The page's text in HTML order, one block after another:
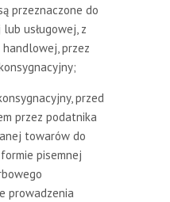
przeznaczone do
usługowej, z
handlowej, przez
przed
przez podatnika
towarów do
pisemnej
prowadzenia